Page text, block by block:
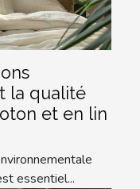
la qualité
et en lin
essentiel...